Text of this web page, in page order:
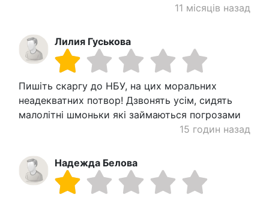
11 місяців назад
Лилия Гуськова
Пишіть скаргу до НБУ, на цих моральних
неадекватних потвор! Дзвонять усім, сидять
малолітні шмоньки які займаються погрозами
15 годин назад
Надежда Белова